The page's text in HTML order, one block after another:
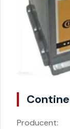
Producent: